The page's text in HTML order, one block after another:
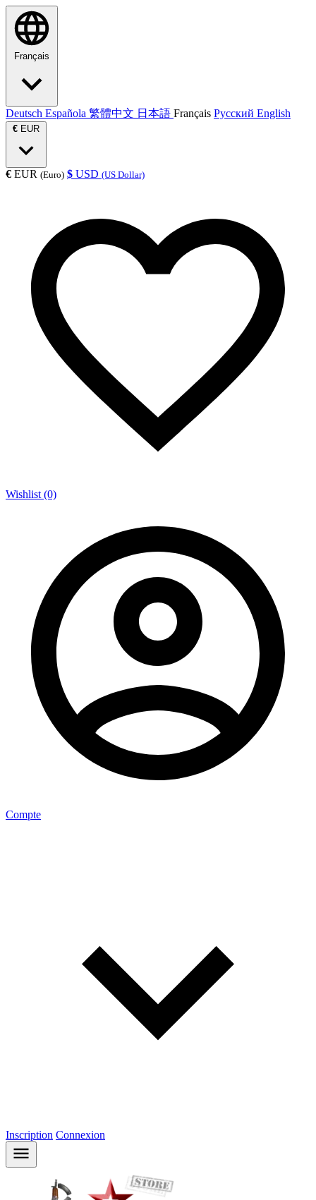
Français
Deutsch Española 繁體中文 日本語 Français Русский English
€ EUR
€ EUR (Euro) $ USD (US Dollar)
Wishlist (0)
Compte
Inscription Connexion